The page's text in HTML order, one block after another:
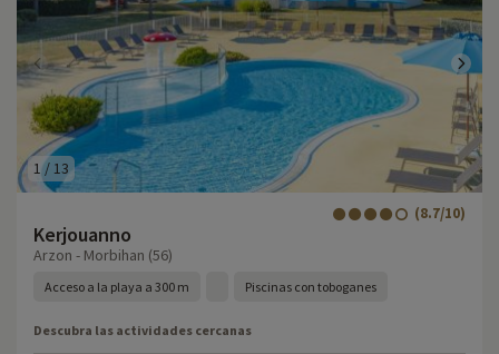
1/13
Kerjouanno
(8.7/10)
Arzon - Morbihan (56)
Acceso a la playa a 300 m Piscinas con toboganes
Descubra las actividades cercanas